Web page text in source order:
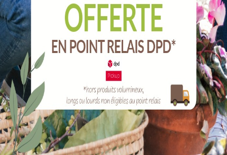
Pelle à grains aluminium emmanchée.
Ref :
JPPALGEM
EAN :3700279602710
Marque :
SOERGEN Distribution
Quantité :
Unité
-